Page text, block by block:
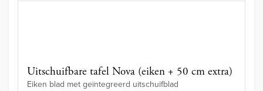
Uitschuifbare tafel Nova (eiken + 50 cm extra)
Eiken blad met geïntegreerd uitschuifblad